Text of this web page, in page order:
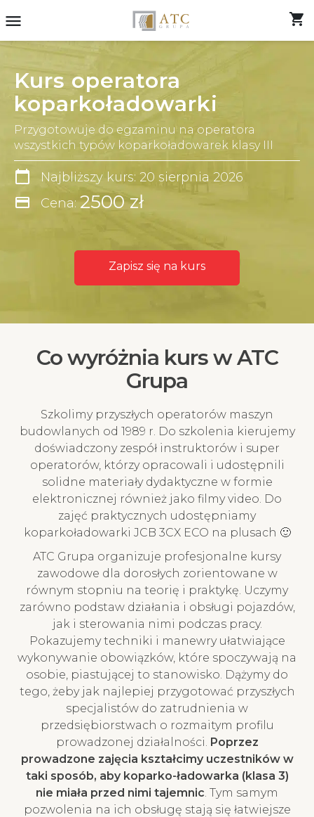
menu shopping_cart
Kurs operatora
koparkoładowarki
Przygotowuje do egzaminu na operatora
wszystkich typów koparkoładowarek klasy III
calendar_today Najbliższy kurs: 20 sierpnia 2026
credit_card Cena: 2500 zł
Zapisz się na kurs
Co wyróżnia kurs w ATC
Grupa
Szkolimy przyszłych operatorów maszyn
budowlanych od 1989 r. Do szkolenia kierujemy
doświadczony zespół instruktorów i super
operatorów, którzy opracowali i udostępnili
solidne materiały dydaktyczne w formie
elektronicznej również jako filmy video. Do
zajęć praktycznych udostępniamy
koparkoładowarki JCB 3CX ECO na plusach 🙂
ATC Grupa organizuje profesjonalne kursy
zawodowe dla dorosłych zorientowane w
równym stopniu na teorię i praktykę. Uczymy
zarówno podstaw działania i obsługi pojazdów,
jak i sterowania nimi podczas pracy.
Pokazujemy techniki i manewry ułatwiające
wykonywanie obowiązków, które spoczywają na
osobie, piastującej to stanowisko. Dążymy do
tego, żeby jak najlepiej przygotować przyszłych
specjalistów do zatrudnienia w
przedsiębiorstwach o rozmaitym profilu
prowadzonej działalności. Poprzez
prowadzone zajęcia kształcimy uczestników w
taki sposób, aby koparko-ładowarka (klasa 3)
nie miała przed nimi tajemnic . Tym samym
pozwolenia na ich obsługę stają się łatwiejsze